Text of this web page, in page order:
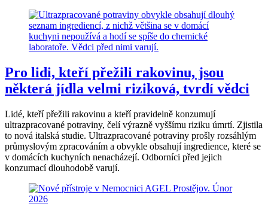
Pro lidi, kteří přežili rakovinu, jsou
některá jídla velmi riziková, tvrdí vědci
Lidé, kteří přežili rakovinu a kteří pravidelně konzumují
ultrazpracované potraviny, čelí výrazně vyššímu riziku úmrtí. Zjistila
to nová italská studie. Ultrazpracované potraviny prošly rozsáhlým
průmyslovým zpracováním a obvykle obsahují ingredience, které se
v domácích kuchyních nenacházejí. Odborníci před jejich
konzumací dlouhodobě varují.